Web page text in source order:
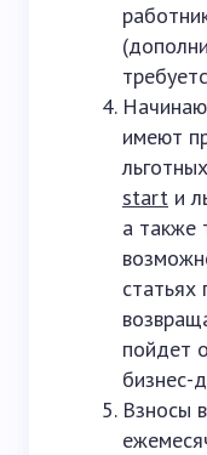
имеют
start и
а также
статьях
пойдет
бизнес-
Взносы